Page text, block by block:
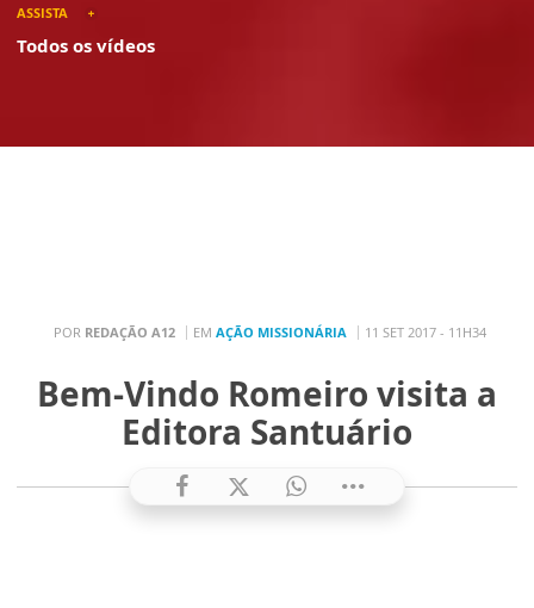
ASSISTA
Todos os vídeos
POR REDAÇÃO A12 EM AÇÃO MISSIONÁRIA 11 SET 2017 - 11H34
Bem-Vindo Romeiro visita a
Editora Santuário